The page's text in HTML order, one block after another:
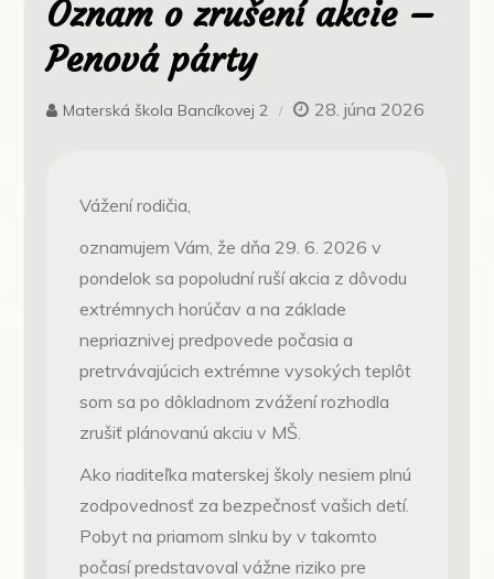
Oznam o zrušení akcie –
Penová párty
Materská škola Bancíkovej 2 28. júna 2026
Vážení rodičia,
oznamujem Vám, že dňa 29. 6. 2026 v
pondelok sa popoludní ruší akcia z dôvodu
extrémnych horúčav a na základe
nepriaznivej predpovede počasia a
pretrvávajúcich extrémne vysokých teplôt
som sa po dôkladnom zvážení rozhodla
zrušiť plánovanú akciu v MŠ.
Ako riaditeľka materskej školy nesiem plnú
zodpovednosť za bezpečnosť vašich detí.
Pobyt na priamom slnku by v takomto
počasí predstavoval vážne riziko pre